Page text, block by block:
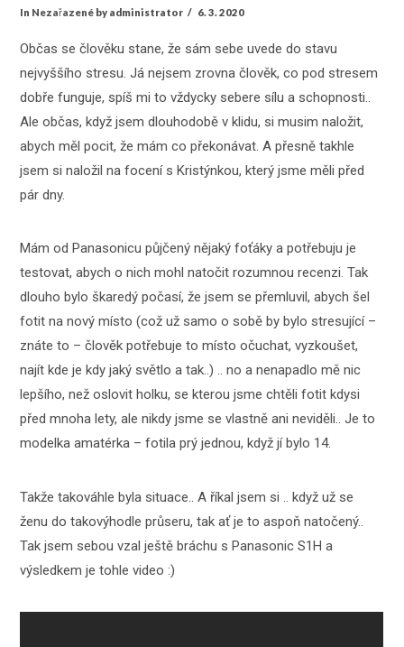
In Nezařazené by administrator 6. 3. 2020
Občas se člověku stane, že sám sebe uvede do stavu
nejvyššího stresu. Já nejsem zrovna člověk, co pod stresem
dobře funguje, spíš mi to vždycky sebere sílu a schopnosti..
Ale občas, když jsem dlouhodobě v klidu, si musim naložit,
abych měl pocit, že mám co překonávat. A přesně takhle
jsem si naložil na focení s Kristýnkou, který jsme měli před
pár dny.
Mám od Panasonicu půjčený nějaký foťáky a potřebuju je
testovat, abych o nich mohl natočit rozumnou recenzi. Tak
dlouho bylo škaredý počasí, že jsem se přemluvil, abych šel
fotit na nový místo (což už samo o sobě by bylo stresující –
znáte to – člověk potřebuje to místo očuchat, vyzkoušet,
najít kde je kdy jaký světlo a tak..) .. no a nenapadlo mě nic
lepšího, než oslovit holku, se kterou jsme chtěli fotit kdysi
před mnoha lety, ale nikdy jsme se vlastně ani neviděli.. Je to
modelka amatérka – fotila prý jednou, když jí bylo 14.
Takže takováhle byla situace.. A říkal jsem si .. když už se
ženu do takovýhodle průseru, tak ať je to aspoň natočený..
Tak jsem sebou vzal ještě bráchu s Panasonic S1H a
výsledkem je tohle video :)